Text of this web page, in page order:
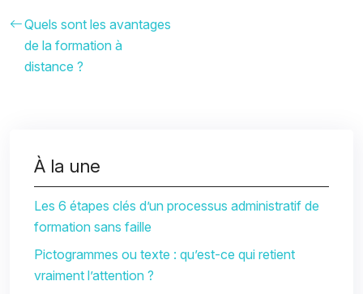
Quels sont les avantages
de la formation à
distance ?
À la une
Les 6 étapes clés d’un processus administratif de
formation sans faille
Pictogrammes ou texte : qu’est-ce qui retient
vraiment l’attention ?